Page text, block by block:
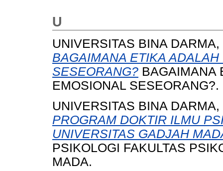
U
UNIVERSITAS BINA
BAGAIMANA ETIKA
SESEORANG? BAGAIMANA
EMOSIONAL SESEORANG?.
UNIVERSITAS BINA
PROGRAM DOKTIR ILMU
UNIVERSITAS GADJAH
PSIKOLOGI FAKULTAS
MADA.